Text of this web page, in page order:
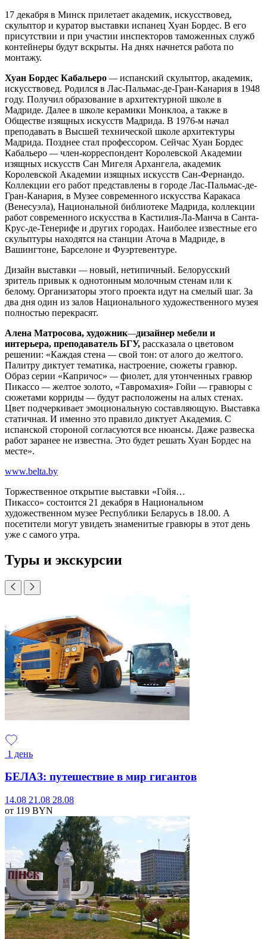
17 декабря в Минск прилетает академик, искусствовед,
скульптор и куратор выставки испанец Хуан Бордес. В его
присутствии и при участии инспекторов таможенных служб
контейнеры будут вскрыты. На днях начнется работа по
монтажу.
Хуан Бордес Кабальеро —испанский скульптор, академик,
искусствовед. Родился в Лас-Пальмас-де-Гран-Канария в 1948
году. Получил образование в архитектурной школе в
Мадриде. Далее в школе керамики Монклоа, а также в
Обществе изящных искусств Мадрида. В 1976-м начал
преподавать в Высшей технической школе архитектуры
Мадрида. Позднее стал профессором. Сейчас Хуан Бордес
Кабальеро —член-корреспондент Королевской Академии
изящных искусств Сан Мигеля Архангела, академик
Королевской Академии изящных искусств Сан-Фернандо.
Коллекции его работ представлены в городе Лас-Пальмас-де-
Гран-Канария, в Музее современного искусства Каракаса
(Венесуэла), Национальной библиотеке Мадрида, коллекции
работ современного искусства в Кастилия-Ла-Манча в Санта-
Крус-де-Тенерифе и других городах. Наиболее известные его
скульптуры находятся на станции Аточа в Мадриде, в
Вашингтоне, Барселоне и Фуэртевентуре.
Дизайн выставки —новый, нетипичный. Белорусский
зритель привык к однотонным молочным стенам или к
белому. Организаторы этого проекта идут на смелый шаг. За
два дня один из залов Национального художественного музея
полностью перекрасят.
Алена Матросова, художник—дизайнер мебели и
интерьера, преподаватель БГУ, рассказала о цветовом
решении: «Каждая стена —свой тон: от алого до желтого.
Палитру диктует тематика, настроение, сюжеты гравюр.
Образ серии «Капричос» —фиолет, для утонченных гравюр
Пикассо —желтое золото, «Тавромахия» Гойи —гравюры с
сюжетами корриды —будут расположены на алых стенах.
Цвет подчеркивает эмоциональную составляющую. Выставка
статичная. И именно это правило диктует Академия. С
испанской стороной согласуются все нюансы. Даже развеска
работ заранее не известна. Это будет решать Хуан Бордес на
месте».
www.belta.by
Торжественное открытие выставки «Гойя…
Пикассо» состоится 21 декабря в Национальном
художественном музее Республики Беларусь в 18.00. А
посетители могут увидеть знаменитые гравюры в этот день
уже с самого утра.
Туры и экскурсии
1 день
БЕЛАЗ: путешествие в мир гигантов
14.08 21.08 28.08
от 119 BYN